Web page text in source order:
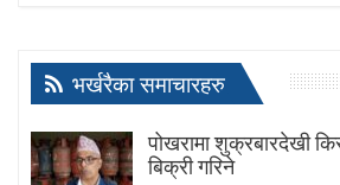
भर्खरैका समाचारहरु
पोखरामा शुक्रबारदेखी
बिक्री गरिने